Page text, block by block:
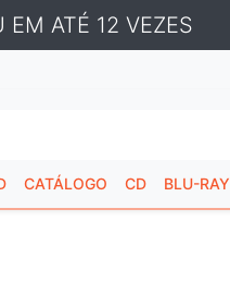
ATÉ 12 VEZES
CATÁLOGO CD BLU-RAY